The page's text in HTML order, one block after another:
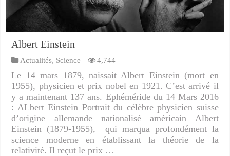
Albert Einstein
Actualités, Science 4,744
Le 14 mars 1879, naissait Albert Einstein (mort en
1955), physicien et prix nobel en 1921. C’est arrivé il
y a maintenant 137 ans. Ephéméride du 14 Mars 2016
: ALbert Einstein Portrait du célèbre physicien suisse
d’origine allemande nationalisé américain Albert
Einstein (1879-1955), qui marqua profondément la
science moderne en établissant la théorie de la
relativité. Il reçut le prix …